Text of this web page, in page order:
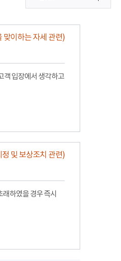
맞이하는 자세 관련)
객 입장에서 생각하고
정 및 보상조치 관련)
하였을 경우 즉시